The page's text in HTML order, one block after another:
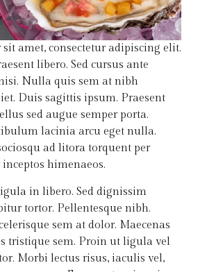
amet, consectetur adipiscing elit.
libero. Sed cursus ante
Nulla quis sem at nibh
Duis sagittis ipsum. Praesent
sed augue semper porta.
lacinia arcu eget nulla.
ad litora torquent per
himenaeos.
in libero. Sed dignissim
tortor. Pellentesque nibh.
sem at dolor. Maecenas
tristique sem. Proin ut ligula vel
Morbi lectus risus, iaculis vel,